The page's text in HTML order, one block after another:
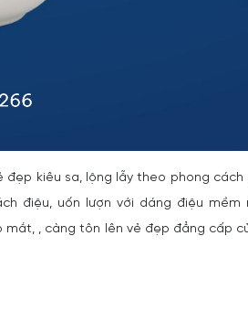
kiêu sa, lộng lẫy theo phong
điệu, uốn lượn với dáng điệu
mắt, , càng tôn lên vẻ đẹp đẳng cấp